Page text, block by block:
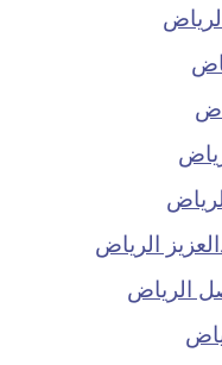
الرياض
الرياض